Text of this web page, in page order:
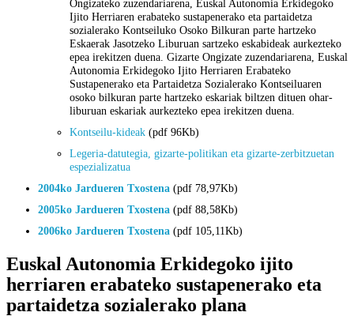
Ongizateko zuzendariarena, Euskal Autonomia Erkidegoko
Ijito Herriaren erabateko sustapenerako eta partaidetza
sozialerako Kontseiluko Osoko Bilkuran parte hartzeko
Eskaerak Jasotzeko Liburuan sartzeko eskabideak aurkezteko
epea irekitzen duena. Gizarte Ongizate zuzendariarena, Euskal
Autonomia Erkidegoko Ijito Herriaren Erabateko
Sustapenerako eta Partaidetza Sozialerako Kontseiluaren
osoko bilkuran parte hartzeko eskariak biltzen dituen ohar-
liburuan eskariak aurkezteko epea irekitzen duena.
Kontseilu-kideak (pdf 96Kb)
Legeria-datutegia, gizarte-politikan eta gizarte-zerbitzuetan
espezializatua
2004ko Jardueren Txostena (pdf 78,97Kb)
2005ko Jardueren Txostena (pdf 88,58Kb)
2006ko Jardueren Txostena (pdf 105,11Kb)
Euskal Autonomia Erkidegoko ijito
herriaren erabateko sustapenerako eta
partaidetza sozialerako plana